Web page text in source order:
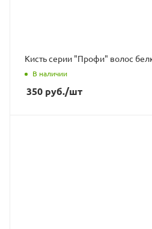
Кисть серии "Профи" волос
В наличии
350 руб./шт